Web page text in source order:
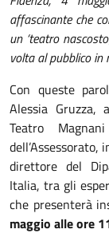
affascinante che
un ‘teatro
volta al pubblico in
Con queste
Alessia Gruzza,
Teatro
dell’Assessorato,
direttore del
Italia, tra gli
che presenterà
maggio alle ore